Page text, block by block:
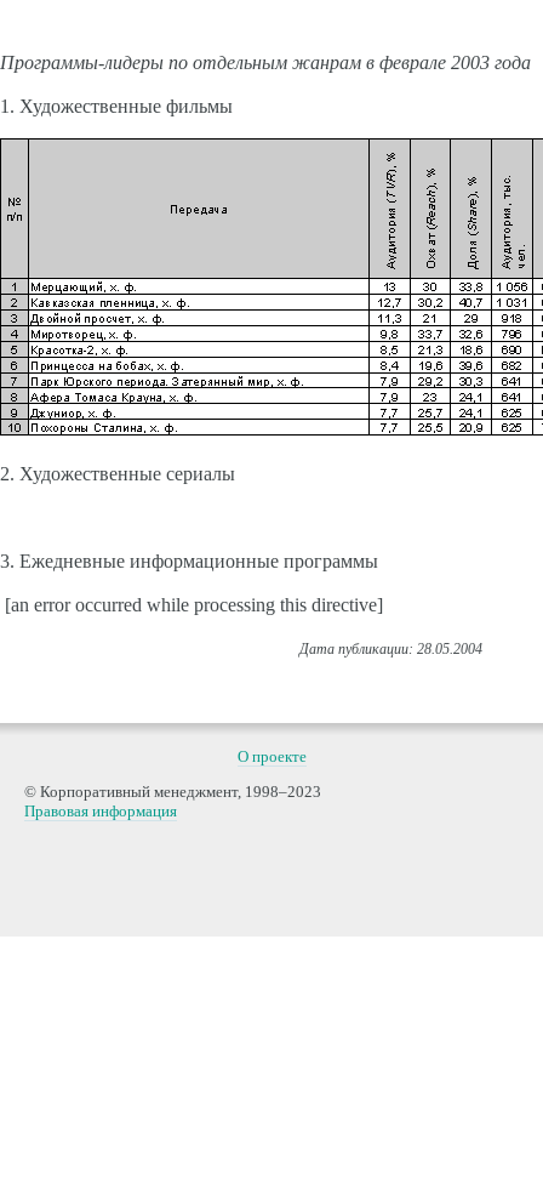
Программы-лидеры по отдельным жанрам в феврале 2003 года
1. Художественные фильмы
2. Художественные сериалы
3. Ежедневные информационные программы
[an error occurred while processing this directive]
О проекте
© Корпоративный менеджмент, 1998–2023
Правовая информация